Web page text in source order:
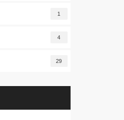
1
4
29